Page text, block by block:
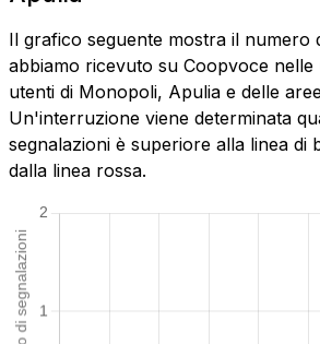
Il grafico seguente mostra il numero
abbiamo ricevuto su Coopvoce nelle
utenti di Monopoli, Apulia e delle
Un'interruzione viene determinata
segnalazioni è superiore alla linea di
dalla linea rossa.